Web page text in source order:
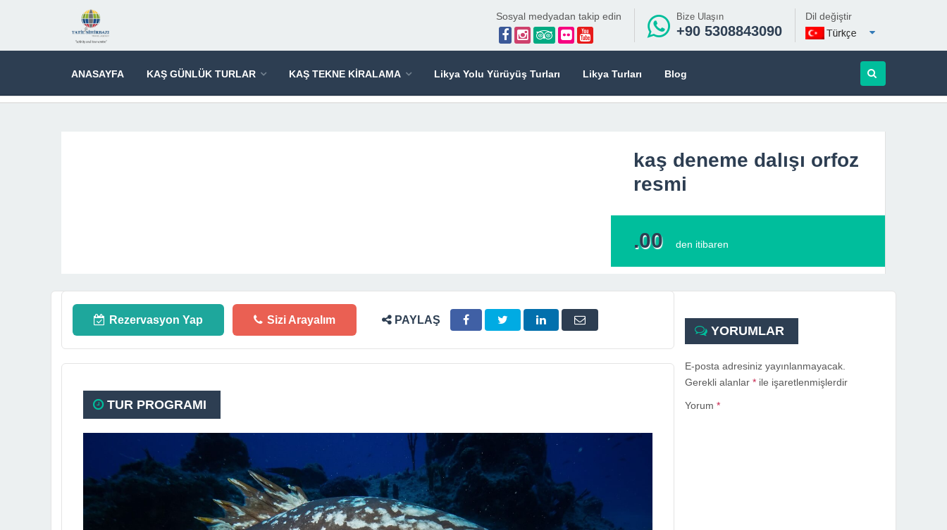
Dil değiştir
Sosyal medyadan takip edin Bize Ulaşın
+90 5308843090
ANASAYFA KAŞ GÜNLÜK TURLAR KAŞ TEKNE KİRALAMA Likya Yolu Yürüyüş Turları Likya Turları Blog
kaş deneme dalışı orfoz
resmi
.00 den itibaren
Rezervasyon Yap Sizi Arayalım PAYLAŞ
TUR PROGRAMI
YORUMLAR
E-posta adresiniz yayınlanmayacak.
Gerekli alanlar * ile işaretlenmişlerdir
Yorum *